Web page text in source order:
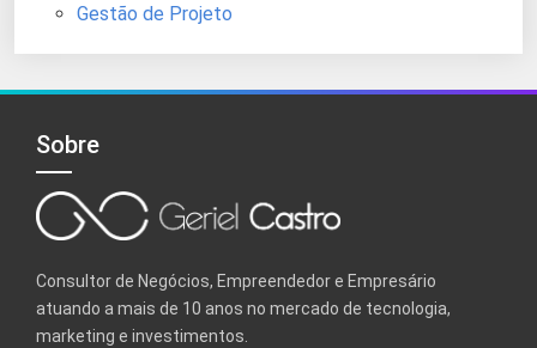
Gestão de Projeto
Sobre
Consultor de Negócios, Empreendedor e Empresário
atuando a mais de 10 anos no mercado de tecnologia,
marketing e investimentos.